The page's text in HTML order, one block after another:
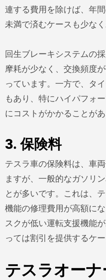
連する費用を除けば、年
未満で済むケースも少なく
回生ブレーキシステムの
摩耗が少なく、交換頻度
っています。一方で、タ
もあり、特にハイパフォ
にコストがかかることがあ
3. 保険料
テスラ車の保険料は、車
ますが、一般的なガソリ
とが多いです。これは、
機能の修理費用が高額に
スクが低い運転支援機能
っては割引を提供するケー
テスラオー